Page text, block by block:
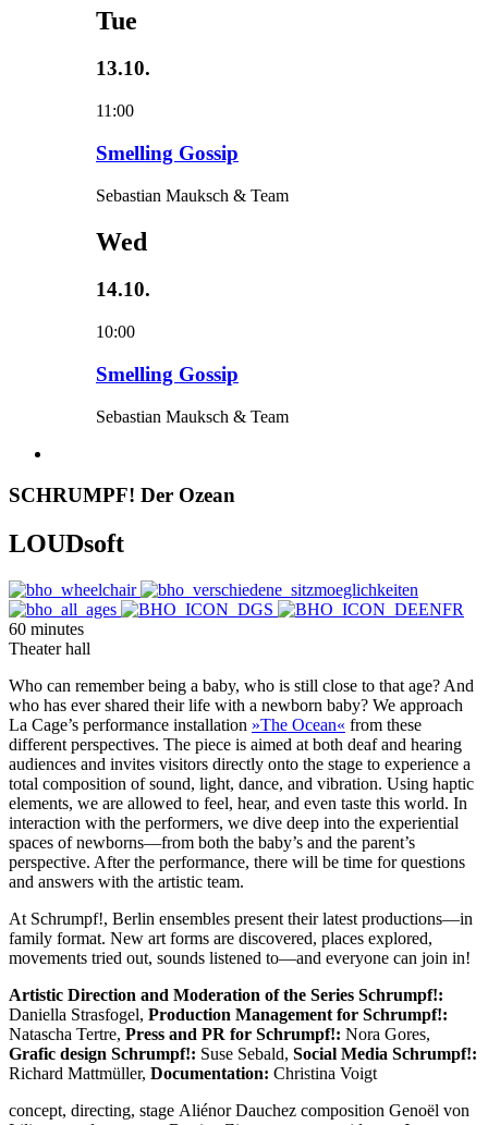
Tue
13.10.
11:00
Smelling Gossip
Sebastian Mauksch & Team
Wed
14.10.
10:00
Smelling Gossip
Sebastian Mauksch & Team
SCHRUMPF! Der Ozean
LOUDsoft
60 minutes
Theater hall
Who can remember being a baby, who is still close to that age? And
who has ever shared their life with a newborn baby? We approach
La Cage’s performance installation »The Ocean« from these
different perspectives. The piece is aimed at both deaf and hearing
audiences and invites visitors directly onto the stage to experience a
total composition of sound, light, dance, and vibration. Using haptic
elements, we are allowed to feel, hear, and even taste this world. In
interaction with the performers, we dive deep into the experiential
spaces of newborns—from both the baby’s and the parent’s
perspective. After the performance, there will be time for questions
and answers with the artistic team.
At Schrumpf!, Berlin ensembles present their latest productions—in
family format. New art forms are discovered, places explored,
movements tried out, sounds listened to—and everyone can join in!
Artistic Direction and Moderation of the Series Schrumpf!:
Daniella Strasfogel, Production Management for Schrumpf!:
Natascha Tertre, Press and PR for Schrumpf!: Nora Gores,
Grafic design Schrumpf!: Suse Sebald, Social Media Schrumpf!:
Richard Mattmüller, Documentation: Christina Voigt
concept, directing, stage Aliénor Dauchez composition Genoël von